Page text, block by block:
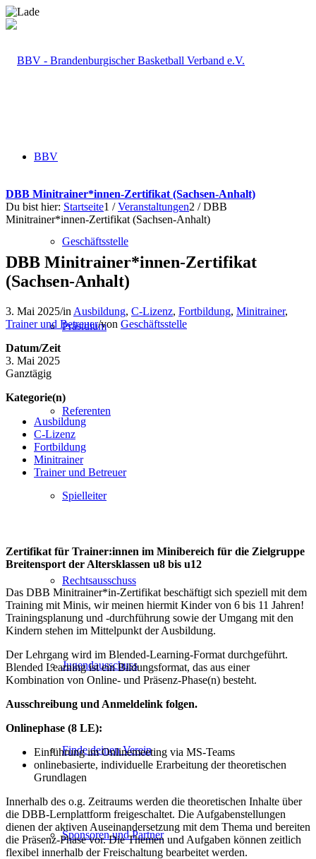
BBV
Geschäftsstelle
Präsidium
Referenten
Spielleiter
Rechtsausschuss
Jugendausschuss
Finde deinen Verein
Sponsoren und Partner
DBB Minitrainer*innen-Zertifikat (Sachsen-Anhalt)
Du bist hier: Startseite1 / Veranstaltungen2 / DBB
Minitrainer*innen-Zertifikat (Sachsen-Anhalt)
DBB Minitrainer*innen-Zertifikat
(Sachsen-Anhalt)
3. Mai 2025/in Ausbildung, C-Lizenz, Fortbildung, Minitrainer,
Trainer und Betreuer/von Geschäftsstelle
Datum/Zeit
3. Mai 2025
Ganztägig
Kategorie(n)
Ausbildung
C-Lizenz
Fortbildung
Minitrainer
Trainer und Betreuer
Zertifikat für Trainer:innen im Minibereich für die Zielgruppe
Breitensport der Altersklassen u8 bis u12
Das DBB Minitrainer*in-Zertifikat beschäftigt sich speziell mit dem
Training mit Minis, wir meinen hiermit Kinder von 6 bis 11 Jahren!
Trainingsplanung und -durchführung sowie der Umgang mit den
Kindern stehen im Mittelpunkt der Ausbildung.
Der Lehrgang wird im Blended-Learning-Format durchgeführt.
Blended Learning ist ein Bildungsformat, das aus einer
Kombination von Online- und Präsenz-Phase(n) besteht.
Ausschreibung und Anmeldelink folgen.
Onlinephase (8 LE):
Einführung im Onlinemeeting via MS-Teams
onlinebasierte, individuelle Erarbeitung der theoretischen
Grundlagen
Innerhalb des o.g. Zeitraums werden die theoretischen Inhalte über
die DBB-Lernplattform freigeschaltet. Die Aufgabenstellungen
dienen der aktiven Auseinandersetzung mit dem Thema und bereiten
die Präsenz-Phase vor. Die Themen und Aufgaben können zeitlich
flexibel innerhalb der Freischaltung bearbeitet werden.